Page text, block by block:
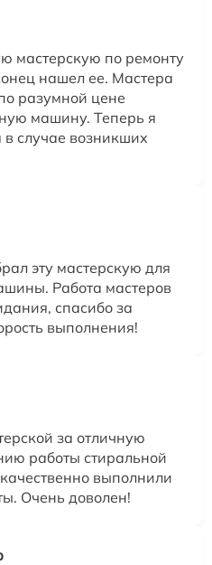
мастерскую по ремонту
нашел ее. Мастера
разумной цене
машину. Теперь я
случае возникших
эту мастерскую для
Работа мастеров
спасибо за
выполнения!
за отличную
работы стиральной
выполнили
Очень доволен!